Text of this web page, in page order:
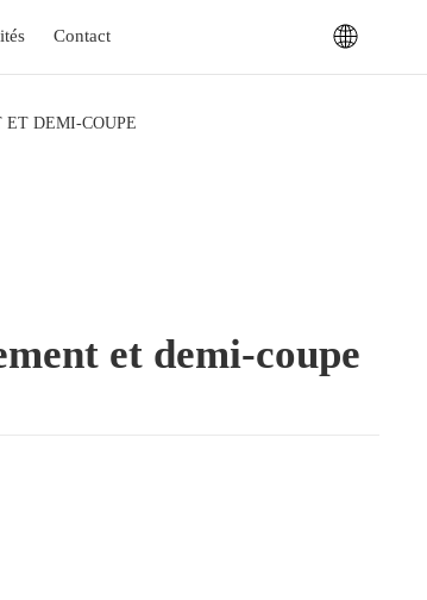
Contact
ET DEMI-COUPE
et demi-coupe